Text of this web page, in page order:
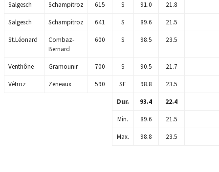
Salgesch Schampitroz 615 S 91.0 21.8
Salgesch Schampitroz 641 S 89.6 21.5
St.Léonard
Combaz-
Bernard
600 S 98.5 23.5
Venthône Gramounir 700 S 90.5 21.7
Vétroz Zeneaux 590 SE 98.8 23.5
Dur. 93.4 22.4
Min. 89.6 21.5
Max. 98.8 23.5